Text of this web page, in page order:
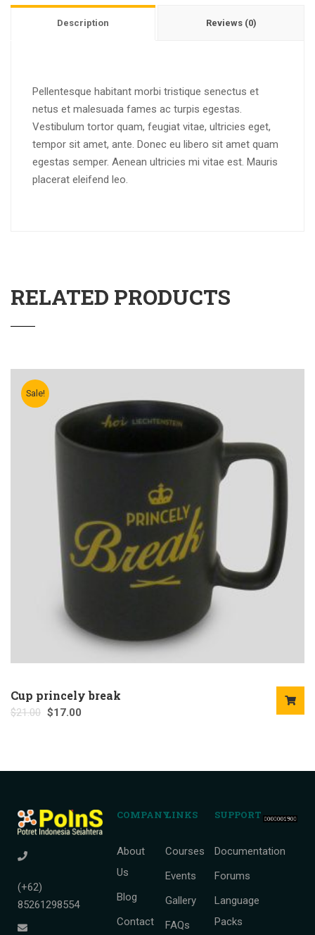
Description Reviews (0)
Pellentesque habitant morbi tristique senectus et
netus et malesuada fames ac turpis egestas.
Vestibulum tortor quam, feugiat vitae, ultricies eget,
tempor sit amet, ante. Donec eu libero sit amet quam
egestas semper. Aenean ultricies mi vitae est. Mauris
placerat eleifend leo.
RELATED PRODUCTS
Sale!
Cup princely break
$21.00 $17.00
(+62)
85261298554
COMPANY
About
Us
Blog
Contact
LINKS
Courses
Events
Gallery
FAQs
SUPPORT
Documentation
Forums
Language
Packs